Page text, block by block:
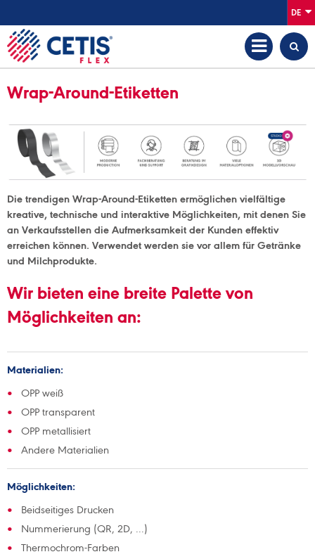
DE
Wrap-Around-Etiketten
Die trendigen Wrap-Around-Etiketten ermöglichen vielfältige
kreative, technische und interaktive Möglichkeiten, mit denen Sie
an Verkaufsstellen die Aufmerksamkeit der Kunden effektiv
erreichen können. Verwendet werden sie vor allem für Getränke
und Milchprodukte.
Wir bieten eine breite Palette von
Möglichkeiten an:
Materialien:
OPP weiß
OPP transparent
OPP metallisiert
Andere Materialien
Möglichkeiten:
Beidseitiges Drucken
Nummerierung (QR, 2D, ...)
Thermochrom-Farben